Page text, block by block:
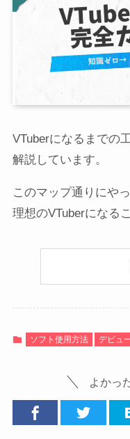
VTuberになるまでの
解説しています。
このマップ通りにや
理想のVTuberになる
ソフト使用方法 デビュ
よかっ